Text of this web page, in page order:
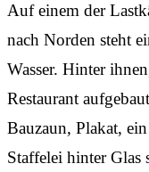
Auf einem der
nach Norden steht
Wasser. Hinter
Restaurant
Bauzaun, Plakat,
Staffelei hinter Glas